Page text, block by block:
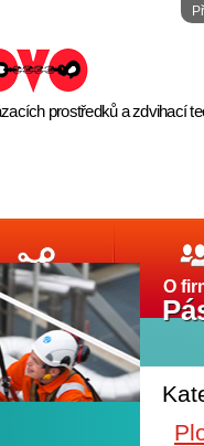
prostředků a zdvihací
O